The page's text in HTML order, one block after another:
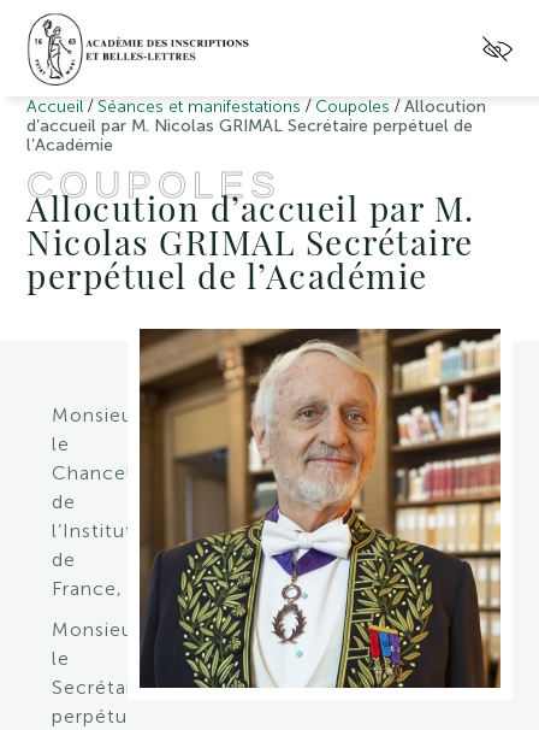
Accueil / Séances et manifestations / Coupoles /Allocution
d’accueil par M. Nicolas GRIMAL Secrétaire perpétuel de
l’Académie
COUPOLES
Allocution d’accueil par M.
Nicolas GRIMAL Secrétaire
perpétuel de l’Académie
Monsieur
le
Chancelier
de
l’Institut
de
France,
Monsieur
le
Secrétaire
perpétuel